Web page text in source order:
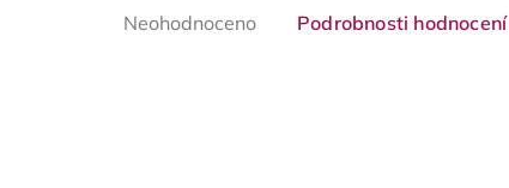
Průměrné
Neohodnoceno Podrobnosti hodnocení